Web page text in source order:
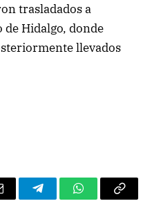
trasladados a
Hidalgo, donde
llevados
TelegramWhatsApp
Copy